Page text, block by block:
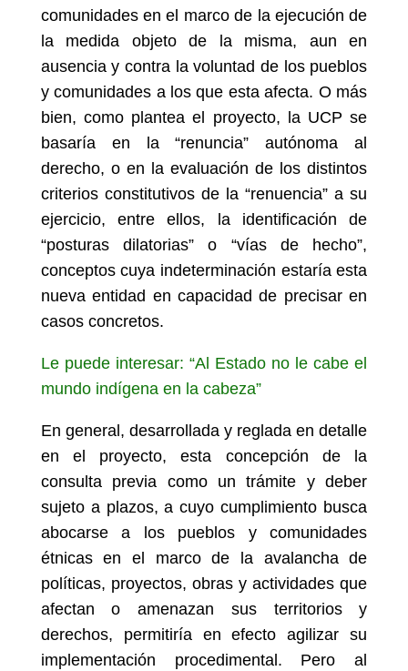
comunidades en el marco de la ejecución de
la medida objeto de la misma, aun en
ausencia y contra la voluntad de los pueblos
y comunidades a los que esta afecta. O más
bien, como plantea el proyecto, la UCP se
basaría en la “renuncia” autónoma al
derecho, o en la evaluación de los distintos
criterios constitutivos de la “renuencia” a su
ejercicio, entre ellos, la identificación de
“posturas dilatorias” o “vías de hecho”,
conceptos cuya indeterminación estaría esta
nueva entidad en capacidad de precisar en
casos concretos.
Le puede interesar: “Al Estado no le cabe el
mundo indígena en la cabeza”
En general, desarrollada y reglada en detalle
en el proyecto, esta concepción de la
consulta previa como un trámite y deber
sujeto a plazos, a cuyo cumplimiento busca
abocarse a los pueblos y comunidades
étnicas en el marco de la avalancha de
políticas, proyectos, obras y actividades que
afectan o amenazan sus territorios y
derechos, permitiría en efecto agilizar su
implementación procedimental. Pero al